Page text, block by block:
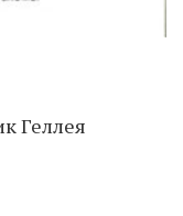
Геллея